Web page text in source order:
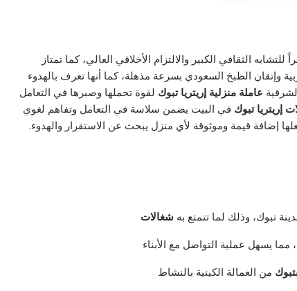
الثقافي الكبير والالتزام الأخلاقي العالي، كما تمتاز
وإتقان الطبخ السعودي بسرعة مذهلة، كما أنها تعرف بالهدوء
عاملة منزلية إريتريا تبوك لقوة تحملها وصبرها في التعامل
إريتريا تبوك في البيت يضمن سلاسة في التعامل وتفاهم لغوي
إضافة قيمة وموثوقة لأي منزل يبحث عن الاستقرار والهدوء.
تبوك، وذلك لما تتمتع به شغالات
مما يسهل عملية التواصل مع الأبناء
من العمالة الكينية بالنشاط